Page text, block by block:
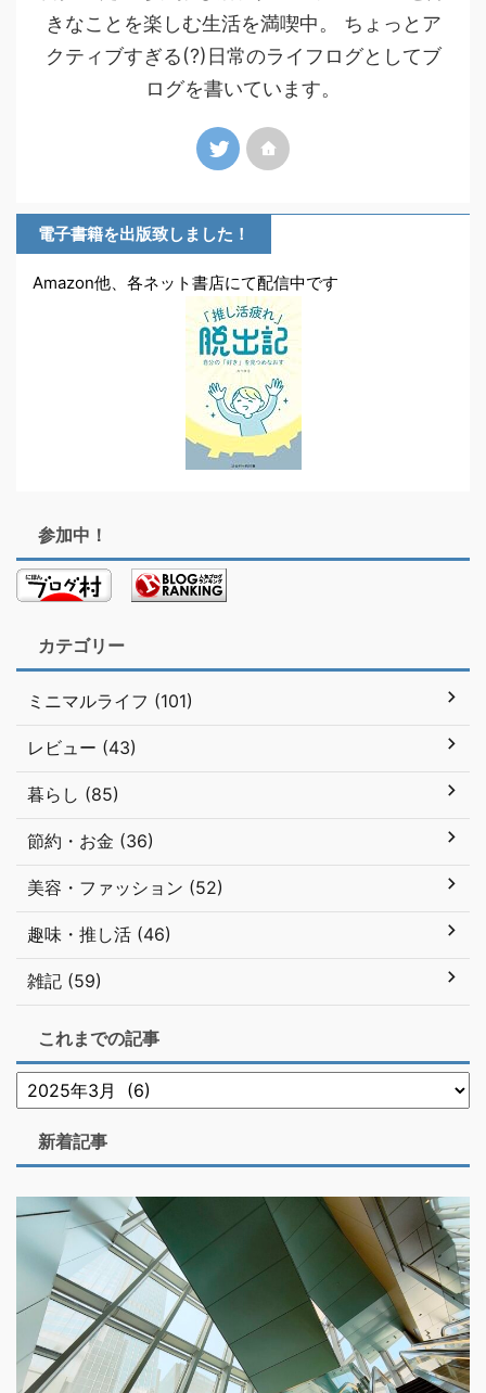
きなことを楽しむ生活を満喫中。 ちょっとア
クティブすぎる(?)日常のライフログとしてブ
ログを書いています。
電子書籍を出版致しました！
Amazon他、各ネット書店にて配信中です
参加中！
カテゴリー
ミニマルライフ (101)
レビュー (43)
暮らし (85)
節約・お金 (36)
美容・ファッション (52)
趣味・推し活 (46)
雑記 (59)
これまでの記事
新着記事